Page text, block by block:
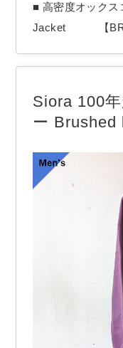
■ 高密度オック
Jacket 【BRAND】 melple / メイプル 【C
Jacket」 トラデ
ットで羽織れる
Siora 100
ー